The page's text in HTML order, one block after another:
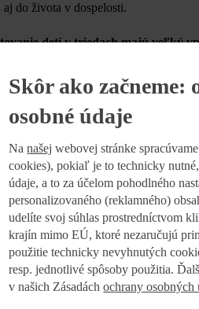
do života v dospelosti.
detí v triedach majú veľký
ktoré dovtedy nepoznali
školy, ale aj rodičia v
mladej generácie a
stratégie Kaufland za zdravú
materiály, workshopy či
vitamínov si víťazné materské
desiatach budú pochutnávať počas
než 1 200 ton ovocia a zeleniny.
Skôr ako začneme:
osobné údaje
Nanašej webovej stránke
cookies), pokiaľ je to technicky
údaje, a to za účelom pohodlného
personalizovaného (reklamného)
udelíte svoj súhlas prostredníctvom
krajín mimo EÚ, ktoré nezaručujú
použitie technicky nevyhnutých
resp. jednotlivé spôsoby použitia.
v našich Zásadáchochrany osobných